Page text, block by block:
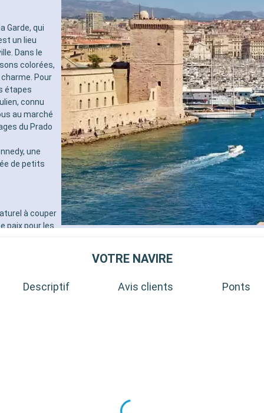
Garde, qui
un lieu
Dans le
colorées,
Pour
étapes
connu
au marché
du Prado
une
de petits
à couper
paix pour les
Tropez,
VOTRE NAVIRE
Descriptif Avis clients Ponts